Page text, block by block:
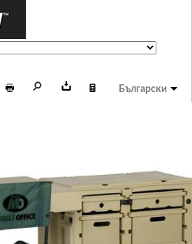
Български